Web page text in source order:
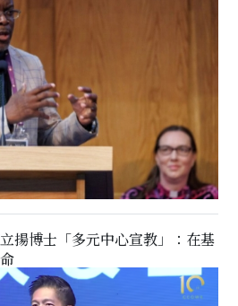
揚博士「多元中心宣教」：在基